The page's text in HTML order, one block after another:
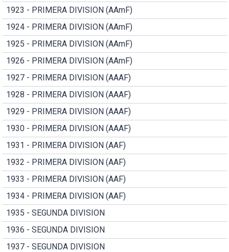
1923 - PRIMERA DIVISION (AAmF)
1924 - PRIMERA DIVISION (AAmF)
1925 - PRIMERA DIVISION (AAmF)
1926 - PRIMERA DIVISION (AAmF)
1927 - PRIMERA DIVISION (AAAF)
1928 - PRIMERA DIVISION (AAAF)
1929 - PRIMERA DIVISION (AAAF)
1930 - PRIMERA DIVISION (AAAF)
1931 - PRIMERA DIVISION (AAF)
1932 - PRIMERA DIVISION (AAF)
1933 - PRIMERA DIVISION (AAF)
1934 - PRIMERA DIVISION (AAF)
1935 - SEGUNDA DIVISION
1936 - SEGUNDA DIVISION
1937 - SEGUNDA DIVISION